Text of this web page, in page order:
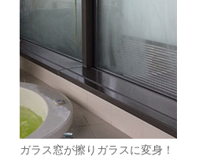
ガラス窓が擦りガラスに変身！